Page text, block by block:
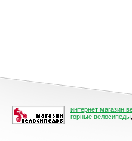
интернет магазин
горные велосипеды